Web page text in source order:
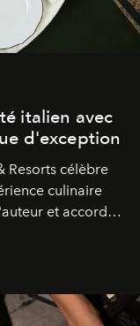
italien avec
d'exception
Resorts célèbre
culinaire
et accords
sensoriel.